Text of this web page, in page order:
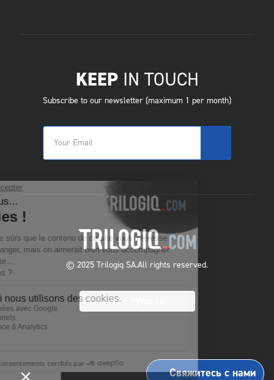
KEEPIN TOUCH
Subscribe to our newsletter (maximum 1 per month)
© 2025 Trilogiq SA.All rights reserved.
RU
Свяжитесь с нами